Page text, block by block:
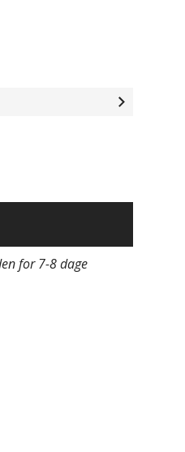
for 7-8 dage